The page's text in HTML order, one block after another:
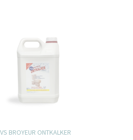
BROYEUR ONTKALKER